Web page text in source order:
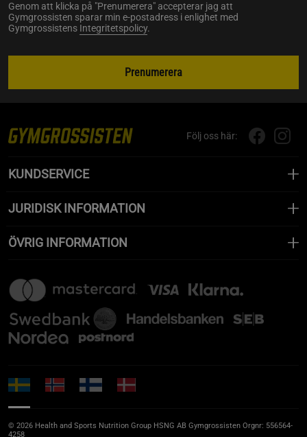
Genom att klicka på "Prenumerera" accepterar jag att
Gymgrossisten sparar min e-postadress i enlighet med
Gymgrossistens Integritetspolicy.
Prenumerera
Följ oss här:
KUNDSERVICE
JURIDISK INFORMATION
ÖVRIG INFORMATION
© 2026 Health and Sports Nutrition Group HSNG AB Gymgrossisten Orgnr: 556564-
4258